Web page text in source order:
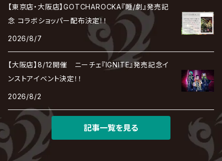
sugar
Jupiter
JILUKA
SHIN
Jin-Machine
deadman
DEVILOOF
DuelJewel
D'ERLANGER
電脳ヒメカ
BULL FIELD
BREAKERZ
BLAZE
The Brow Beat
MAMA.
まみれた / MAMIRETA
MALICE MIZER
Lill
RE:INa
LSN / The LEGENDARY SIX NINE
【東京店・大阪店】GOTCHAROCKA『睡/劇』発売記
念 コラボショッパー配布決定！！
2026/8/7
【大阪店】8/12開催 ニーチェ『IGNITE』発売記念イ
ンストアイベント決定！！
2026/8/2
記事一覧を見る